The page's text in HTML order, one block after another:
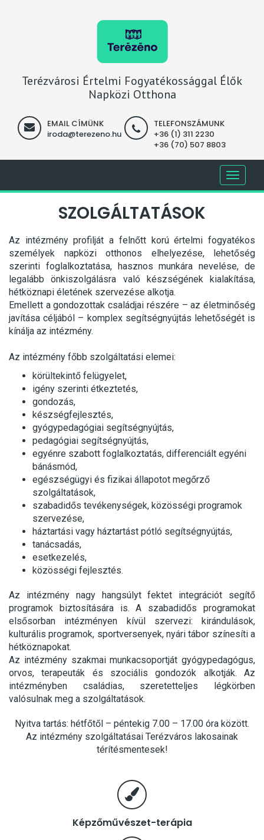
Terézvárosi Értelmi Fogyatékossággal Élők
Napközi Otthona
EMAIL CÍMÜNK
iroda@terezeno.hu
TELEFONSZÁMUNK
+36 (1) 311 2230
+36 (70) 507 8803
Toggle
SZOLGÁLTATÁSOK
Az intézmény profilját a felnőtt korú értelmi fogyatékos
személyek napközi otthonos elhelyezése, lehetőség
szerinti foglalkoztatása, hasznos munkára nevelése, de
legalább önkiszolgálásra való készségének kialakítása,
hétköznapi életének szervezése alkotja.
Emellett a gondozottak családjai részére – az életminőség
javítása céljából – komplex segítségnyújtás lehetőségét is
kínálja az intézmény.
Az intézmény főbb szolgáltatási elemei:
körültekintő felügyelet,
igény szerinti étkeztetés,
gondozás,
készségfejlesztés,
gyógypedagógiai segítségnyújtás,
pedagógiai segítségnyújtás,
egyénre szabott foglalkoztatás, differenciált egyéni
bánásmód,
egészségügyi és fizikai állapotot megőrző
szolgáltatások,
szabadidős tevékenységek, közösségi programok
szervezése,
háztartási vagy háztartást pótló segítségnyújtás,
tanácsadás,
esetkezelés,
közösségi fejlesztés.
Az intézmény nagy hangsúlyt fektet integrációt segítő
programok biztosítására is. A szabadidős programokat
elsősorban intézményen kívül szervezi: kirándulások,
kulturális programok, sportversenyek, nyári tábor színesíti a
hétköznapokat.
Az intézmény szakmai munkacsoportját gyógypedagógus,
orvos, terapeuták és szociális gondozók alkotják. Az
intézményben családias, szeretetteljes légkörben
valósulnak meg a szolgáltatások.
Nyitva tartás: hétfőtől – péntekig 7.00 – 17.00 óra között.
Az intézmény szolgáltatásai Terézváros lakosainak
térítésmentesek!
Képzőművészet-terápia